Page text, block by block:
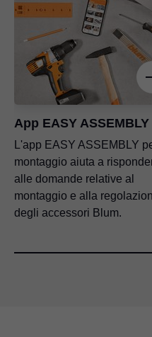
App EASY ASSEMBLY
L'app EASY ASSEMBLY
montaggio aiuta a
alle domande relative al
montaggio e alla
degli accessori Blum.